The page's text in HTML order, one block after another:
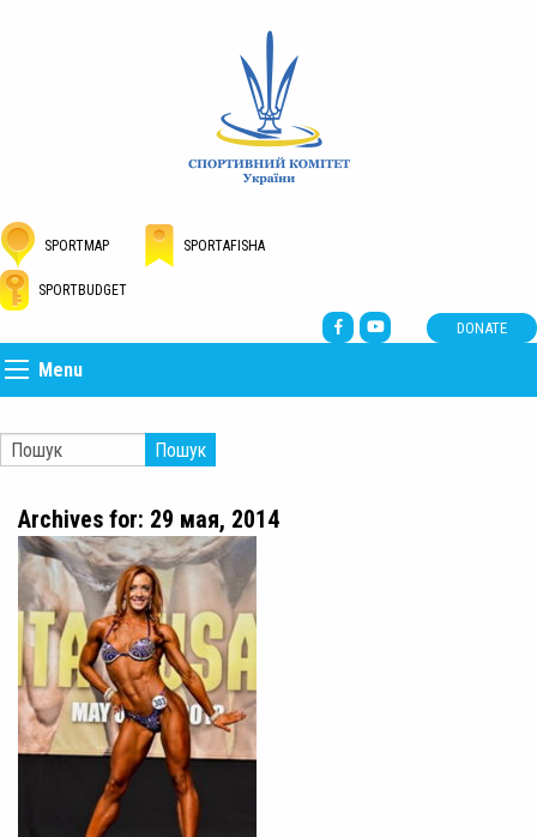
SPORTMAP SPORTAFISHA
SPORTBUDGET
DONATE
Menu
Пошук
Archives for: 29 мая, 2014